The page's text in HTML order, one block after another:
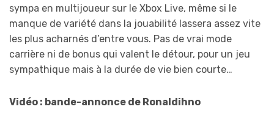
sympa en multijoueur sur le Xbox Live, même si le
manque de variété dans la jouabilité lassera assez vite
les plus acharnés d’entre vous. Pas de vrai mode
carrière ni de bonus qui valent le détour, pour un jeu
sympathique mais à la durée de vie bien courte…
Vidéo : bande-annonce de Ronaldihno